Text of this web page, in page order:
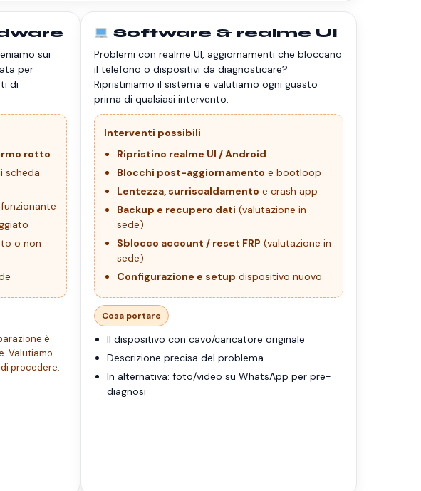
sui
per
di
rotto
scheda
o non
è
Valutiamo
procedere.
Software & realme UI
Problemi con realme UI, aggiornamenti che bloccano
il telefono o dispositivi da diagnosticare?
Ripristiniamo il sistema e valutiamo ogni guasto
prima di qualsiasi intervento.
Interventi possibili
Ripristino realme UI / Android
Blocchi post-aggiornamento e bootloop
Lentezza, surriscaldamento e crash app
Backup e recupero dati (valutazione in
sede)
Sblocco account / reset FRP (valutazione in
sede)
Configurazione e setup dispositivo nuovo
Cosa portare
Il dispositivo con cavo/caricatore originale
Descrizione precisa del problema
In alternativa: foto/video su WhatsApp per pre-
diagnosi